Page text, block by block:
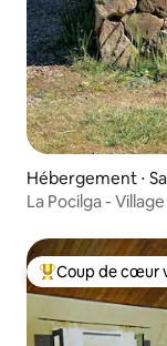
Hébergement ⋅
La Pocilga -
Coups de cœur
Coup de cœur